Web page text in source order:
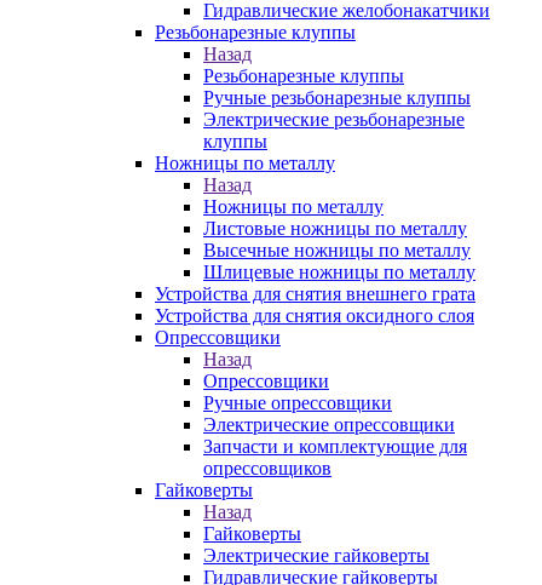
Гидравлические желобонакатчики
Резьбонарезные клуппы
Назад
Резьбонарезные клуппы
Ручные резьбонарезные клуппы
Электрические резьбонарезные
клуппы
Ножницы по металлу
Назад
Ножницы по металлу
Листовые ножницы по металлу
Высечные ножницы по металлу
Шлицевые ножницы по металлу
Устройства для снятия внешнего грата
Устройства для снятия оксидного слоя
Опрессовщики
Назад
Опрессовщики
Ручные опрессовщики
Электрические опрессовщики
Запчасти и комплектующие для
опрессовщиков
Гайковерты
Назад
Гайковерты
Электрические гайковерты
Гидравлические гайковерты